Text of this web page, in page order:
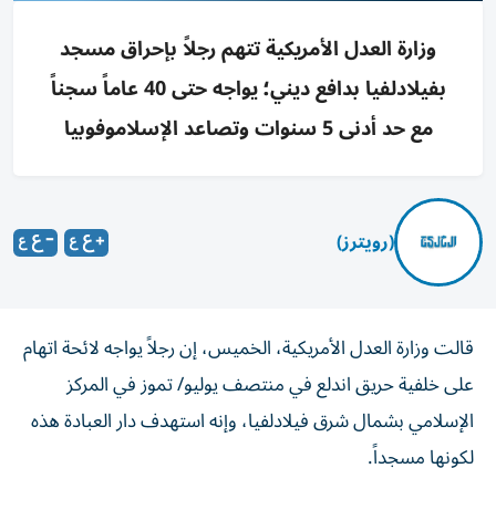
وزارة العدل الأمريكية تتهم رجلاً بإحراق مسجد
بفيلادلفيا بدافع ديني؛ يواجه حتى 40 عاماً سجناً
مع حد أدنى 5 سنوات وتصاعد الإسلاموفوبيا
(رويترز)
قالت وزارة العدل الأمريكية، الخميس، إن رجلاً يواجه لائحة اتهام
على خلفية ‌حريق اندلع في منتصف يوليو/ تموز في المركز
الإسلامي ​بشمال ⁠شرق فيلادلفيا، وإنه استهدف دار العبادة ‌هذه
لكونها مسجداً.